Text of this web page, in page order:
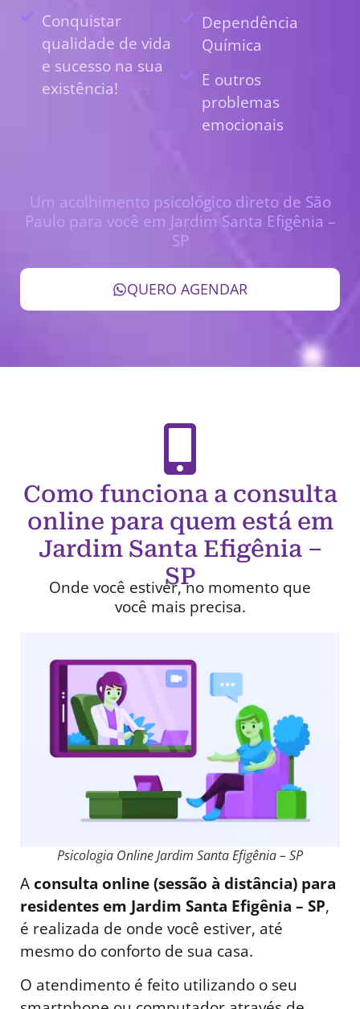
Conquistar
qualidade de vida
e sucesso na sua
existência!
Dependência
Química
E outros
problemas
emocionais
Um acolhimento psicológico direto de São
Paulo para você em Jardim Santa Efigênia –
SP
QUERO AGENDAR
Como funciona a consulta
online para quem está em
Jardim Santa Efigênia –
SP
Onde você estiver, no momento que
você mais precisa.
Psicologia Online Jardim Santa Efigênia – SP
Aconsulta online (sessão à distância) para
residentes em Jardim Santa Efigênia – SP,
é realizada de onde você estiver, até
mesmo do conforto de sua casa.
O atendimento é feito utilizando o seu